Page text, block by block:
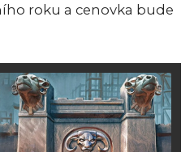
roku a cenovka bude